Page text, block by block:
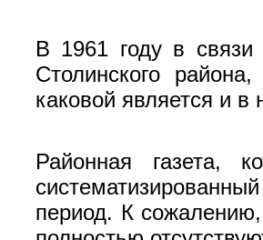
В 1961 году в связи
Столинского
каковой является и в
Районная газета,
период. К